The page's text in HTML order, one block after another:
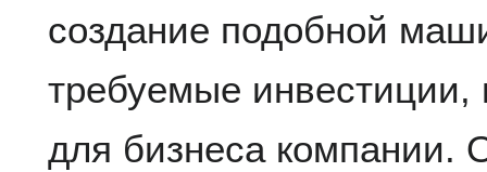
создание подобной
требуемые
для бизнеса компании.